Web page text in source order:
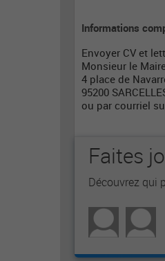
Informations
Envoyer CV et
Monsieur le
4 place de
95200
ou par courriel
Faites
Découvrez qui